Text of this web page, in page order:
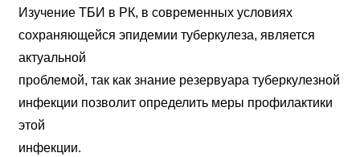
Изучение ТБИ в РК, в современных условиях
сохраняющейся эпидемии туберкулеза, является
актуальной
проблемой, так как знание резервуара туберкулезной
инфекции позволит определить меры профилактики
этой
инфекции.